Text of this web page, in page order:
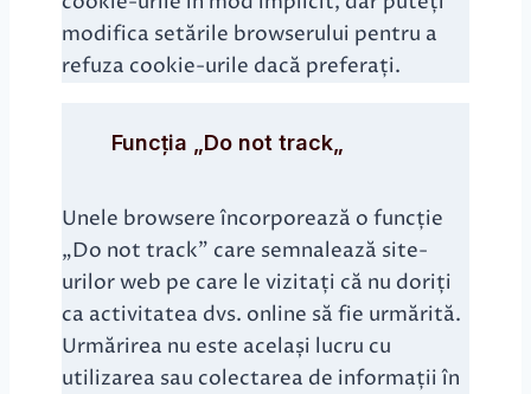
modifica setările browserului pentru a
refuza cookie-urile dacă preferați.
Funcția „Do not track
Unele browsere încorporează o funcție
„Do not track” care semnalează site-
urilor web pe care le vizitați că nu doriți
ca activitatea dvs. online să fie urmărită.
Urmărirea nu este același lucru cu
utilizarea sau colectarea de informații în